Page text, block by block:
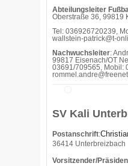
Abteilungsleiter
Oberstraße 36, 99819
Tel: 036926720239,
wallstein-patrick@t-
Nachwuchsleiter:
99817 Eisenach/OT
03691/709565, Mobil:
SV Kali
Postanschrift:
36414 Unterbreizbach
Vorsitzender/